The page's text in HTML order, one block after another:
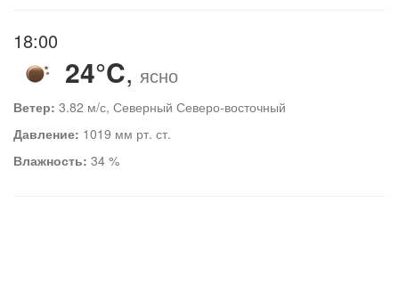
18:00
24°C, ясно
Ветер: 3.82 м/с, Северный Северо-восточный
Давление: 1019 мм рт. ст.
Влажность: 34 %